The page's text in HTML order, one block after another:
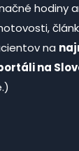
hodiny
na
na